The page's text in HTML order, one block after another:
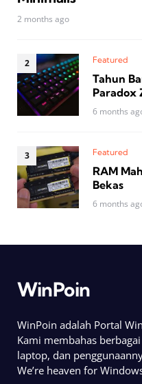
2 months ago
Featured
Tahun
Paradox
6 months
Featured
RAM
Bekas
6 months
WinPoin
WinPoin adalah Portal
Kami membahas
laptop, dan
We’re heaven for